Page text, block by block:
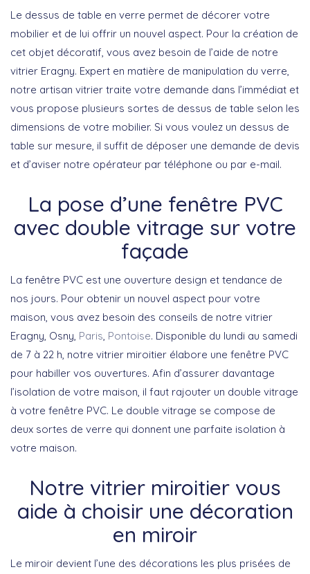
Le dessus de table en verre permet de décorer votre
mobilier et de lui offrir un nouvel aspect. Pour la création de
cet objet décoratif, vous avez besoin de l’aide de notre
vitrier Eragny. Expert en matière de manipulation du verre,
notre artisan vitrier traite votre demande dans l’immédiat et
vous propose plusieurs sortes de dessus de table selon les
dimensions de votre mobilier. Si vous voulez un dessus de
table sur mesure, il suffit de déposer une demande de devis
et d’aviser notre opérateur par téléphone ou par e-mail.
La pose d’une fenêtre PVC
avec double vitrage sur votre
façade
La fenêtre PVC est une ouverture design et tendance de
nos jours. Pour obtenir un nouvel aspect pour votre
maison, vous avez besoin des conseils de notre vitrier
Eragny, Osny, Paris Pontoise. Disponible du lundi au samedi
de 7 à 22 h, notre vitrier miroitier élabore une fenêtre PVC
pour habiller vos ouvertures. Afin d’assurer davantage
l’isolation de votre maison, il faut rajouter un double vitrage
à votre fenêtre PVC. Le double vitrage se compose de
deux sortes de verre qui donnent une parfaite isolation à
votre maison.
Notre vitrier miroitier vous
aide à choisir une décoration
en miroir
Le miroir devient l’une des décorations les plus prisées de